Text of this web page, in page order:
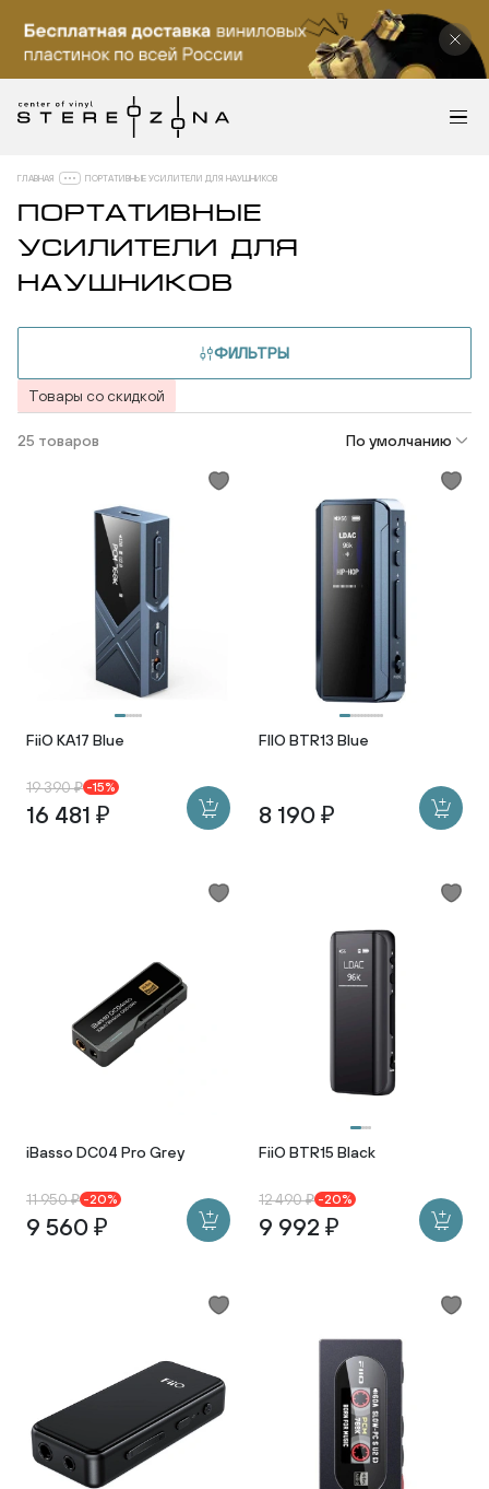
ГЛАВНАЯ ПОРТАТИВНЫЕ УСИЛИТЕЛИ ДЛЯ НАУШНИКОВ
ПОРТАТИВНЫЕ
УСИЛИТЕЛИ ДЛЯ
НАУШНИКОВ
ФИЛЬТРЫ
Товары со скидкой
25 товаров По умолчанию
FiiO KA17 Blue
19 390 ₽ -15%
16 481 ₽
FIIO BTR13 Blue
8 190 ₽
iBasso DC04 Pro Grey
11 950 ₽ -20%
9 560 ₽
FiiO BTR15 Black
12 490 ₽ -20%
9 992 ₽